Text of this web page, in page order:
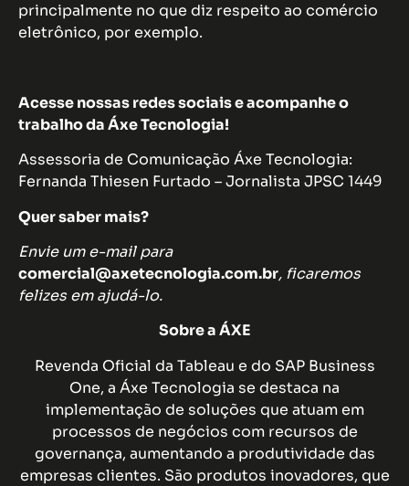
principalmente no que diz respeito ao comércio
eletrônico, por exemplo.
Acesse nossas redes sociais e acompanhe o
trabalho da Áxe Tecnologia!
Assessoria de Comunicação Áxe Tecnologia:
Fernanda Thiesen Furtado – Jornalista JPSC 1449
Quer saber mais?
Envie um e-mail para
comercial@axetecnologia.com.br, ficaremos
felizes em ajudá-lo.
Sobre a ÁXE
Revenda Oficial da Tableau e do SAP Business
One, a Áxe Tecnologia se destaca na
implementação de soluções que atuam em
processos de negócios com recursos de
governança, aumentando a produtividade das
empresas clientes. São produtos inovadores, que